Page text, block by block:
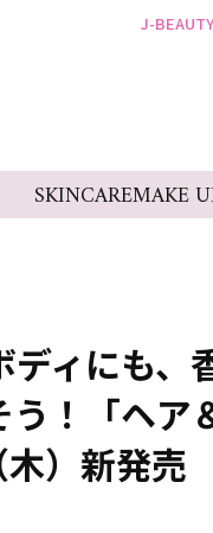
J-BEAUTY
SKINCAREMAKE
ディにも
！「ヘア
）新発売